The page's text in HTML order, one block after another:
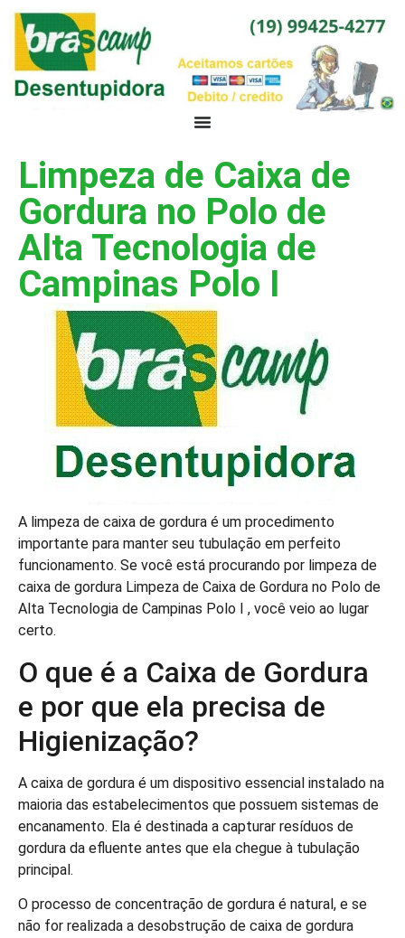
Limpeza de Caixa de
Gordura no Polo de
Alta Tecnologia de
Campinas Polo I
A limpeza de caixa de gordura é um procedimento
importante para manter seu tubulação em perfeito
funcionamento. Se você está procurando por limpeza de
caixa de gordura Limpeza de Caixa de Gordura no Polo de
Alta Tecnologia de Campinas Polo I , você veio ao lugar
certo.
O que é a Caixa de Gordura
e por que ela precisa de
Higienização?
A caixa de gordura é um dispositivo essencial instalado na
maioria das estabelecimentos que possuem sistemas de
encanamento. Ela é destinada a capturar resíduos de
gordura da efluente antes que ela chegue à tubulação
principal.
O processo de concentração de gordura é natural, e se
não for realizada a desobstrução de caixa de gordura